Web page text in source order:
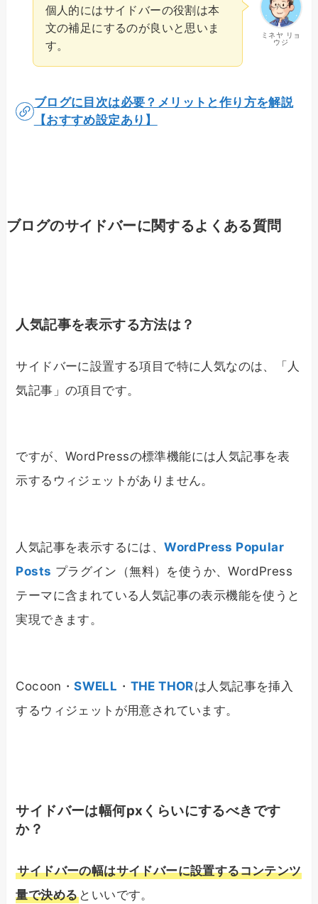
ミネヤ リョ
ウジ
個人的にはサイドバーの役割は本
文の補足にするのが良いと思いま
す。
ブログに目次は必要？メリットと作り方を解説
【おすすめ設定あり】
ブログのサイドバーに関するよくある質問
人気記事を表示する方法は？
サイドバーに設置する項目で特に人気なのは、「人
気記事」の項目です。
ですが、WordPressの標準機能には人気記事を表
示するウィジェットがありません。
人気記事を表示するには、WordPress Popular
Posts プラグイン（無料）を使うか、WordPress
テーマに含まれている人気記事の表示機能を使うと
実現できます。
Cocoon・SWELL ・ THE THORは人気記事を挿入
するウィジェットが用意されています。
サイドバーは幅何pxくらいにするべきです
か？
サイドバーの幅はサイドバーに設置するコンテンツ
量で決める といいです。